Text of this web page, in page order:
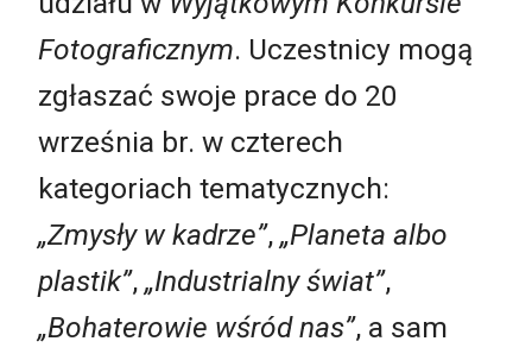
Fotograficznym. Uczestnicy mogą
zgłaszać swoje prace do 20
września br. w czterech
kategoriach tematycznych:
„Zmysły w kadrze”, „Planeta albo
plastik”, „Industrialny świat”,
„Bohaterowie wśród nas”, a sam